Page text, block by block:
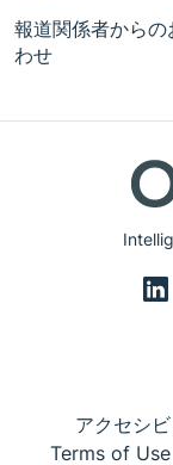
報道関係者からの
わせ
アクセシ
Terms of Use